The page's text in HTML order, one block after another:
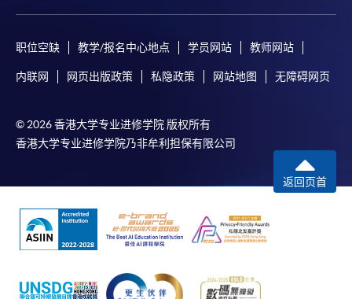
职位空缺 教学/报名中心地点 学员网站 教师网站
内联网 网页出版政策 私隐政策 网站地图 无障碍网页
© 2026 香港大学专业进修学院 版权所有
香港大学专业进修学院乃非牟利担保有限公司
返回页首